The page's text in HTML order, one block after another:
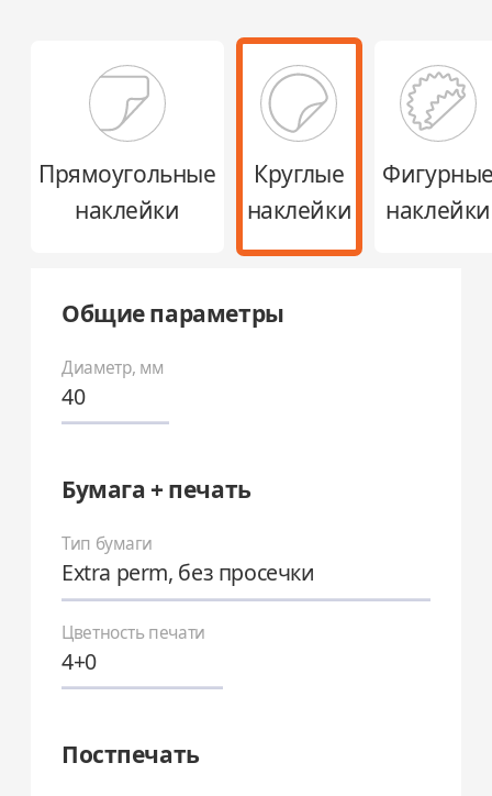
Прямоугольные
наклейки
Круглые
наклейки
наклейки
Общие параметры
Диаметр, мм
Бумага + печать
Тип бумаги
Extra perm, без просечки
Цветность печати
4+0
Постпечать